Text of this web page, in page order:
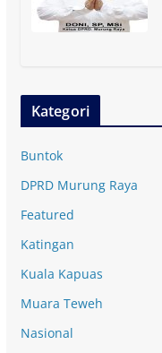
Kategori
Buntok
DPRD Murung Raya
Featured
Katingan
Kuala Kapuas
Muara Teweh
Nasional